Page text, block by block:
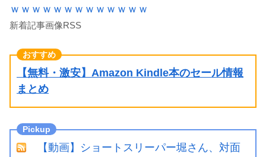
ｗｗｗｗｗｗｗｗｗｗｗｗｗ
新着記事画像RSS
【無料・激安】Amazon Kindle本のセール情報
まとめ
【動画】ショートスリーパー堀さん、対面